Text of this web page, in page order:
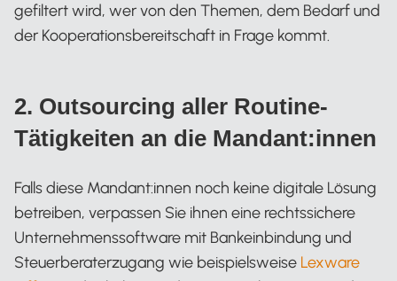
gefiltert wird, wer von den Themen, dem Bedarf und
der Kooperationsbereitschaft in Frage kommt.
2. Outsourcing aller Routine-
Tätigkeiten an die Mandant:innen
Falls diese Mandant:innen noch keine digitale Lösung
betreiben, verpassen Sie ihnen eine rechtssichere
Unternehmenssoftware mit Bankeinbindung und
Steuerberaterzugang wie beispielsweise Lexware